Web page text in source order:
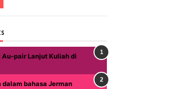
Au-pair Lanjut Kuliah di
dalam bahasa Jerman